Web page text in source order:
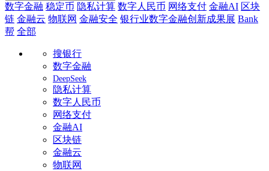
数字金融 稳定币 隐私计算 数字人民币 网络支付 金融AI 区块
链 金融云 物联网 金融安全 银行业数字金融创新成果展 Bank
帮 全部
搜银行
数字金融
DeepSeek
隐私计算
数字人民币
网络支付
金融AI
区块链
金融云
物联网